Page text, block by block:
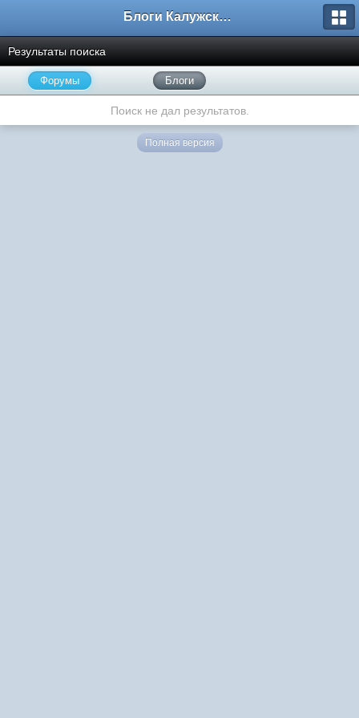
Блоги Калужского перекрестка
Результаты поиска
Форумы Блоги
Поиск не дал результатов.
Полная версия